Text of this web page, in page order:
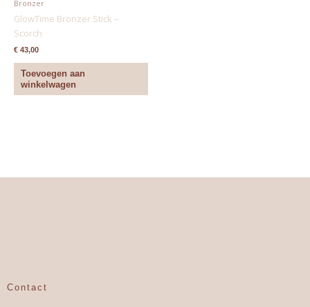
Bronzer
GlowTime Bronzer Stick –
Scorch
€43,00
Toevoegen aan
winkelwagen
Contact